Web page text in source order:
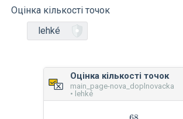
Оцінка кількості точок
lehké
Оцінка кількості точок
main_page-nova_doplnovacka
• lehké